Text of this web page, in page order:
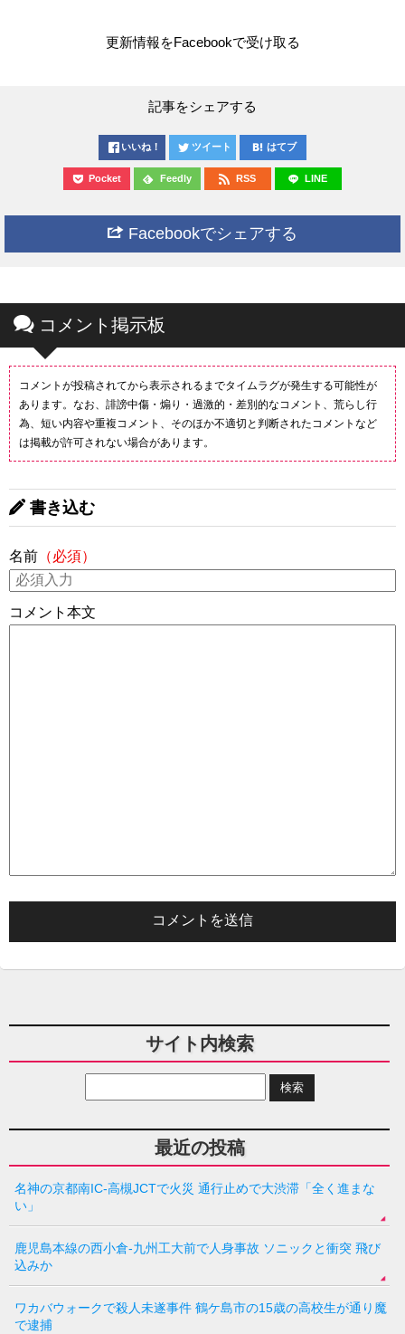
更新情報をFacebookで受け取る
記事をシェアする
いいね！ ツイート はてブ
Pocket Feedly RSS LINE
Facebookでシェアする
コメント掲示板
コメントが投稿されてから表示されるまでタイムラグが発生する可能性が
あります。なお、誹謗中傷・煽り・過激的・差別的なコメント、荒らし行
為、短い内容や重複コメント、そのほか不適切と判断されたコメントなど
は掲載が許可されない場合があります。
書き込む
名前 （必須）
コメント本文
サイト内検索
最近の投稿
名神の京都南IC-高槻JCTで火災 通行止めで大渋滞「全く進まな
い」
鹿児島本線の西小倉-九州工大前で人身事故 ソニックと衝突 飛び
込みか
ワカバウォークで殺人未遂事件 鶴ケ島市の15歳の高校生が通り魔
で逮捕